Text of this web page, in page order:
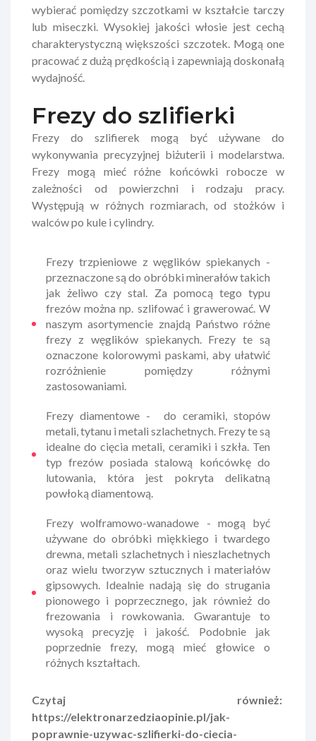
wybierać pomiędzy szczotkami w kształcie tarczy
lub miseczki. Wysokiej jakości włosie jest cechą
charakterystyczną większości szczotek. Mogą one
pracować z dużą prędkością i zapewniają doskonałą
wydajność.
Frezy do szlifierki
Frezy do szlifierek mogą być używane do
wykonywania precyzyjnej biżuterii i modelarstwa.
Frezy mogą mieć różne końcówki robocze w
zależności od powierzchni i rodzaju pracy.
Występują w różnych rozmiarach, od stożków i
walców po kule i cylindry.
Frezy trzpieniowe z węglików spiekanych -
przeznaczone są do obróbki minerałów takich
jak żeliwo czy stal. Za pomocą tego typu
frezów można np. szlifować i grawerować. W
naszym asortymencie znajdą Państwo różne
frezy z węglików spiekanych. Frezy te są
oznaczone kolorowymi paskami, aby ułatwić
rozróżnienie pomiędzy różnymi
zastosowaniami.
Frezy diamentowe - do ceramiki, stopów
metali, tytanu i metali szlachetnych. Frezy te są
idealne do cięcia metali, ceramiki i szkła. Ten
typ frezów posiada stalową końcówkę do
lutowania, która jest pokryta delikatną
powłoką diamentową.
Frezy wolframowo-wanadowe - mogą być
używane do obróbki miękkiego i twardego
drewna, metali szlachetnych i nieszlachetnych
oraz wielu tworzyw sztucznych i materiałów
gipsowych. Idealnie nadają się do strugania
pionowego i poprzecznego, jak również do
frezowania i rowkowania. Gwarantuje to
wysoką precyzję i jakość. Podobnie jak
poprzednie frezy, mogą mieć głowice o
różnych kształtach.
Czytaj również:
https://elektronarzedziaopinie.pl/jak-
poprawnie-uzywac-szlifierki-do-ciecia-